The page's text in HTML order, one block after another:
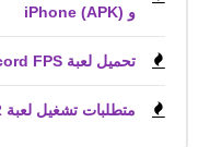
و iPhone (APK)
تحميل لعبة 144PRecord FPS للهواتف المحمولة
متطلبات تشغيل لعبة Subnautica 2 للكمبيوتر الشخصي